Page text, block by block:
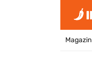
Magazin